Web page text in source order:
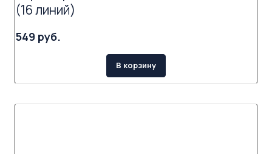
(16 линий)
549 руб.
В корзину